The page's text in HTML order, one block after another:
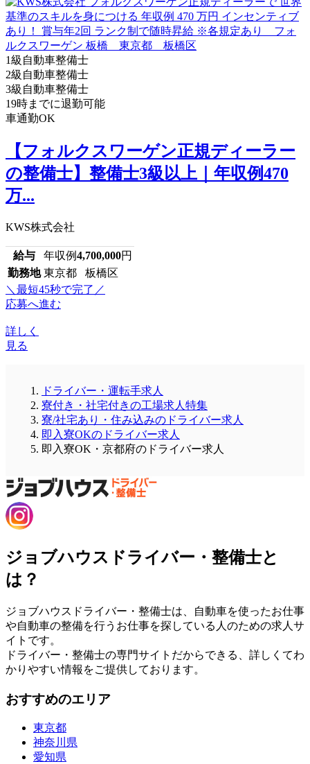
1級自動車整備士
2級自動車整備士
3級自動車整備士
19時までに退勤可能
車通勤OK
【フォルクスワーゲン正規ディーラー
の整備士】整備士3級以上｜年収例470
万...
KWS株式会社
給与 年収例4,700,000円
勤務地 東京都 板橋区
＼最短45秒で完了／
応募へ進む
詳しく
見る
ドライバー・運転手求人
寮付き・社宅付きの工場求人特集
寮/社宅あり・住み込みのドライバー求人
即入寮OKのドライバー求人
即入寮OK・京都府のドライバー求人
ジョブハウスドライバー・整備士と
は？
ジョブハウスドライバー・整備士は、自動車を使ったお仕事
や自動車の整備を行うお仕事を探している人のための求人サ
イトです。
ドライバー・整備士の専門サイトだからできる、詳しくてわ
かりやすい情報をご提供しております。
おすすめのエリア
東京都
神奈川県
愛知県